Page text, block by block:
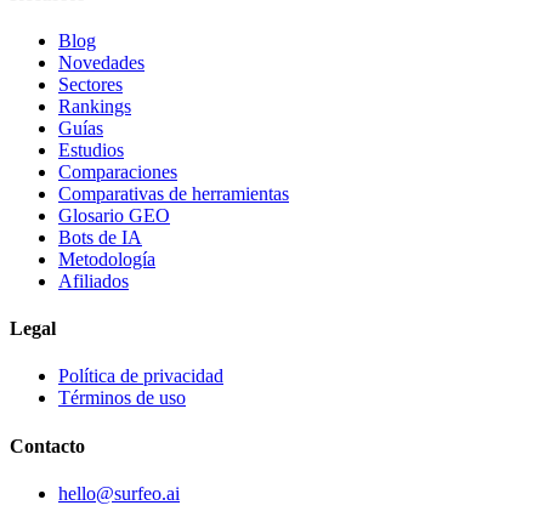
Blog
Novedades
Sectores
Rankings
Guías
Estudios
Comparaciones
Comparativas de herramientas
Glosario GEO
Bots de IA
Metodología
Afiliados
Legal
Política de privacidad
Términos de uso
Contacto
hello@surfeo.ai